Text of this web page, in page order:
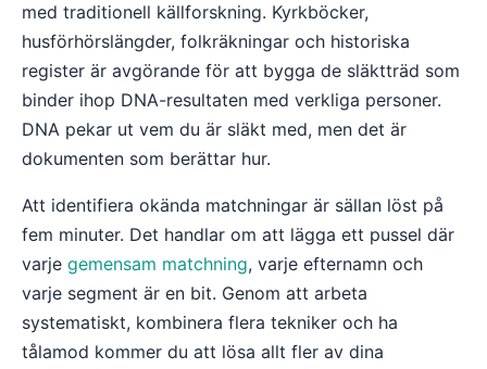
med traditionell källforskning. Kyrkböcker,
husförhörslängder, folkräkningar och historiska
register är avgörande för att bygga de släktträd som
binder ihop DNA-resultaten med verkliga personer.
DNA pekar ut vem du är släkt med, men det är
dokumenten som berättar hur.
Att identifiera okända matchningar är sällan löst på
fem minuter. Det handlar om att lägga ett pussel där
varje gemensam matchning, varje efternamn och
varje segment är en bit. Genom att arbeta
systematiskt, kombinera flera tekniker och ha
tålamod kommer du att lösa allt fler av dina